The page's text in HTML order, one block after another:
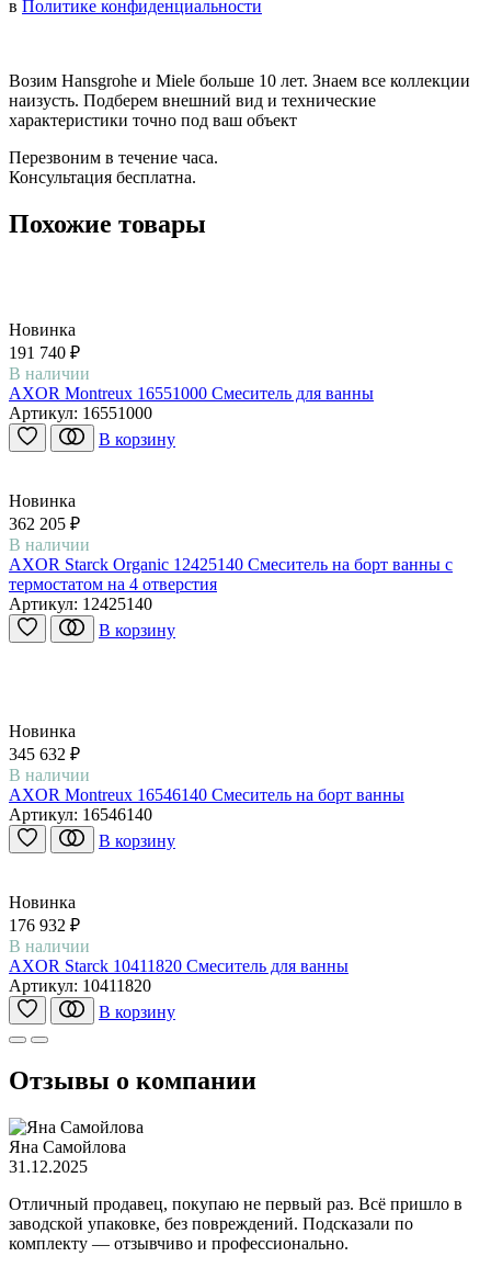
в Политике конфиденциальности
Возим Hansgrohe и Miele больше 10 лет. Знаем все коллекции
наизусть. Подберем внешний вид и технические
характеристики точно под ваш объект
Перезвоним в течение часа.
Консультация бесплатна.
Похожие товары
Новинка
191 740 ₽
В наличии
AXOR Montreux 16551000 Смеситель для ванны
Артикул: 16551000
В корзину
Новинка
362 205 ₽
В наличии
AXOR Starck Organic 12425140 Смеситель на борт ванны с
термостатом на 4 отверстия
Артикул: 12425140
В корзину
Новинка
345 632 ₽
В наличии
AXOR Montreux 16546140 Смеситель на борт ванны
Артикул: 16546140
В корзину
Новинка
176 932 ₽
В наличии
AXOR Starck 10411820 Смеситель для ванны
Артикул: 10411820
В корзину
Отзывы о компании
Яна Самойлова
31.12.2025
Отличный продавец, покупаю не первый раз. Всё пришло в
заводской упаковке, без повреждений. Подсказали по
комплекту — отзывчиво и профессионально.